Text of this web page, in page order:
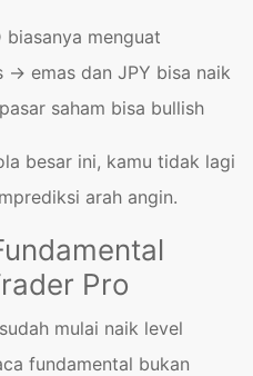
menguat
→ emas dan JPY bisa naik
saham bisa bullish
besar ini, kamu tidak lagi
arah angin.
Pro
mulai naik level
fundamental bukan